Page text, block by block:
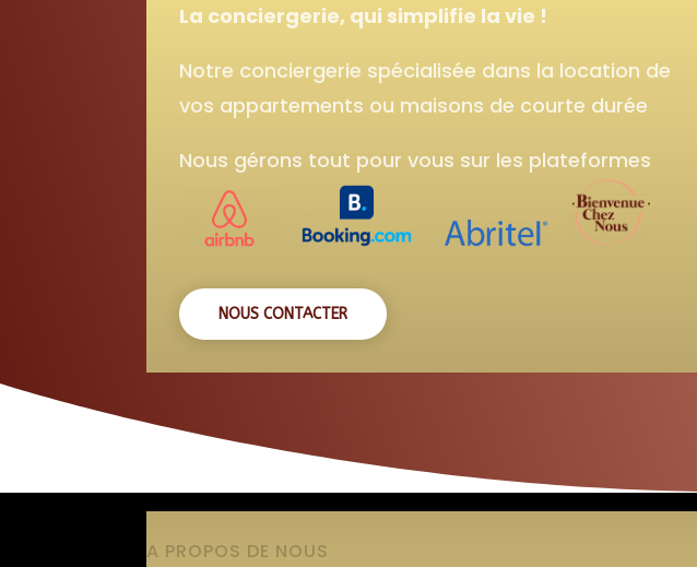
La conciergerie, qui simplifie la vie !
Notre conciergerie spécialisée dans la location de
vos appartements ou maisons de courte durée
Nous gérons tout pour vous sur les plateformes
NOUS CONTACTER
A PROPOS DE NOUS